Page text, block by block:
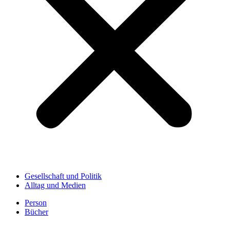
Gesellschaft und Politik
Alltag und Medien
Person
Bücher